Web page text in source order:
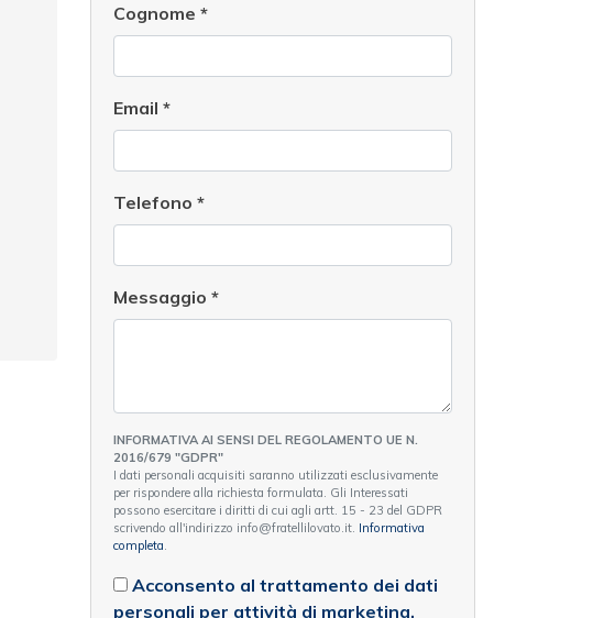
Cognome *
Email *
Telefono *
Messaggio *
INFORMATIVA AI SENSI DEL REGOLAMENTO UE N.
2016/679 "GDPR"
I dati personali acquisiti saranno utilizzati esclusivamente
per rispondere alla richiesta formulata. Gli Interessati
possono esercitare i diritti di cui agli artt. 15 - 23 del GDPR
scrivendo all'indirizzo info@fratellilovato.it. Informativa
completa
Acconsento al trattamento dei dati
personali per attività di marketing.